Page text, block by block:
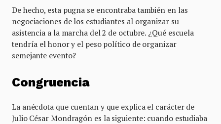
De hecho, esta pugna se encontraba también en las
negociaciones de los estudiantes al organizar su
asistencia a la marcha del 2 de octubre. ¿Qué escuela
tendría el honor y el peso político de organizar
semejante evento?
Congruencia
La anécdota que cuentan y que explica el carácter de
Julio César Mondragón es la siguiente: cuando estudiaba